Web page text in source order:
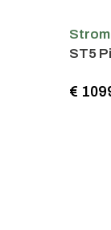
ST5
€